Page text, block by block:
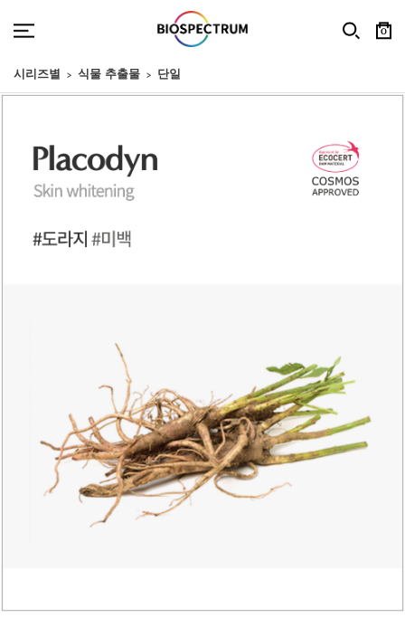
0
시리즈별 식물 추출물 단일